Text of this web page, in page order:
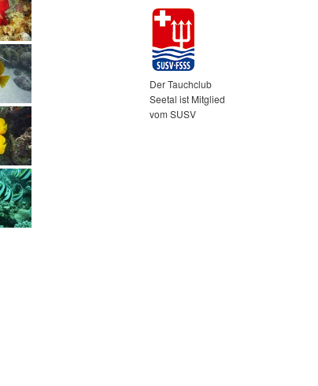
Der Tauchclub
Seetal ist Mitglied
vom SUSV